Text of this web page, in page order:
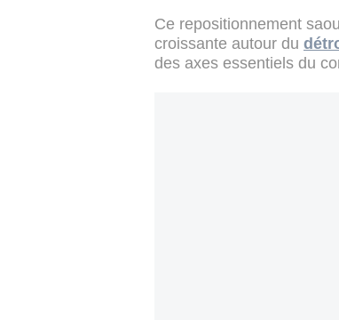
Ce repositionnement
croissante autour du
des axes essentiels du